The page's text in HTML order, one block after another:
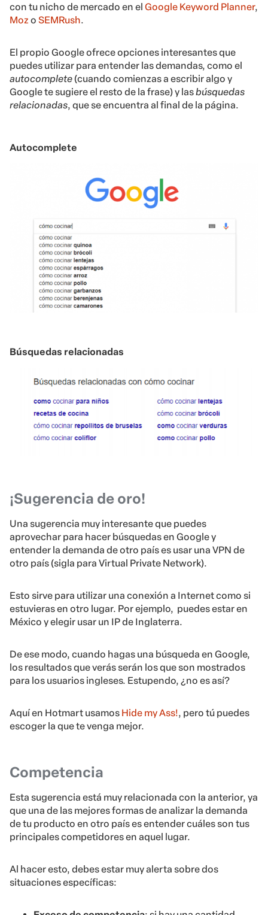
con tu nicho de mercado en el Google Keyword Planner,
Moz o SEMRush.
El propio Google ofrece opciones interesantes que
puedes utilizar para entender las demandas, como el
autocomplete (cuando comienzas a escribir algo y
Google te sugiere el resto de la frase) y lasbúsquedas
relacionadas, que se encuentra al final de la página.
Autocomplete
Búsquedas relacionadas
¡Sugerencia de oro!
Una sugerencia muy interesante que puedes
aprovechar para hacer búsquedas en Google y
entender la demanda de otro país es usar una VPN de
otro país (sigla para Virtual Private Network).
Esto sirve para utilizar una conexión a Internet como si
estuvieras en otro lugar. Por ejemplo, puedes estar en
México y elegir usar un IP de Inglaterra.
De ese modo, cuando hagas una búsqueda en Google,
los resultados que verás serán los que son mostrados
para los usuarios ingleses. Estupendo, ¿no es así?
Aquí en Hotmart usamos Hide my Ass!, pero tú puedes
escoger la que te venga mejor.
Competencia
Esta sugerencia está muy relacionada con la anterior, ya
que una de las mejores formas de analizar la demanda
de tu producto en otro país es entender cuáles son tus
principales competidores en aquel lugar.
Al hacer esto, debes estar muy alerta sobre dos
situaciones específicas: